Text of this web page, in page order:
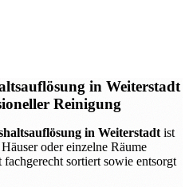
in Weiterstadt
Reinigung
in Weiterstadt ist
oder einzelne Räume
sortiert sowie entsorgt